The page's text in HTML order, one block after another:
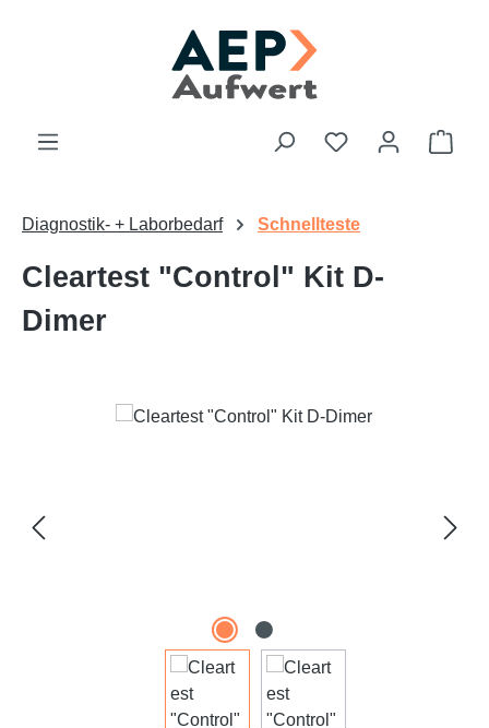
Du hast 0
Diagnostik- + Laborbedarf Schnellteste
Cleartest "Control" Kit D-
Dimer
Bildergalerie überspringen